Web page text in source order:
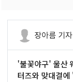
장아름 기자
'불꽃야구' 울산
터즈와 맞대결